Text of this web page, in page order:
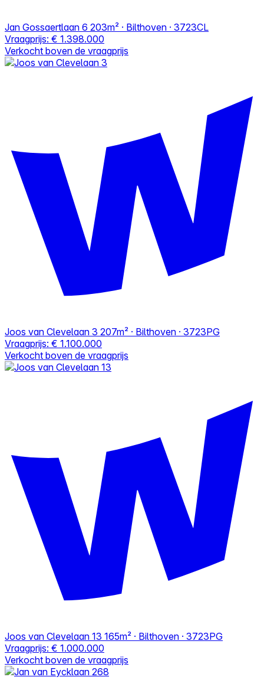
Jan Gossaertlaan 6 203m² · Bilthoven · 3723CL
Vraagprijs: € 1.398.000
Verkocht boven de vraagprijs
Joos van Clevelaan 3 207m² · Bilthoven · 3723PG
Vraagprijs: € 1.100.000
Verkocht boven de vraagprijs
Joos van Clevelaan 13 165m² · Bilthoven · 3723PG
Vraagprijs: € 1.000.000
Verkocht boven de vraagprijs